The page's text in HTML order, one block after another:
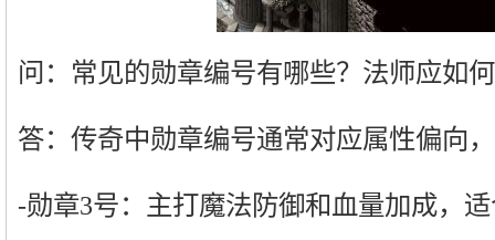
问：常见的勋章编号有哪些？法师应如
答：传奇中勋章编号通常对应属性偏向
-勋章3号：主打魔法防御和血量加成，